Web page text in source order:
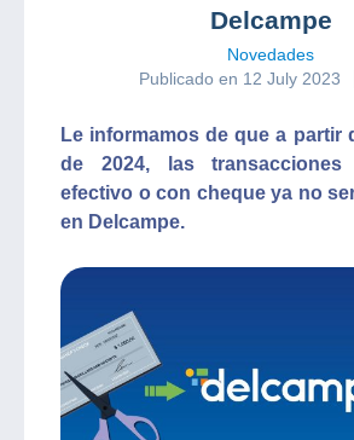
Delcampe
Novedades
Publicado en 12 July 2023
Le informamos de que a partir
de 2024, las transacciones
efectivo o con cheque ya no
en Delcampe.